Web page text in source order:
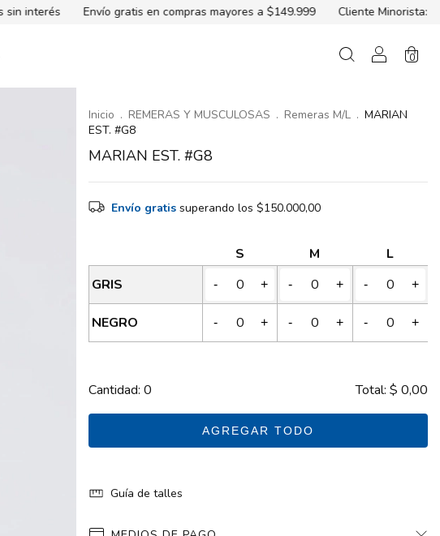
Envío gratis en compras mayores a $149.999 Cliente Minorista: 3 cuotas
0
Inicio . REMERAS Y MUSCULOSAS . Remeras M/L . MARIAN
EST. #G8
MARIAN EST. #G8
Envío gratis superando los $150.000,00
S M
L
GRIS
- + - + - +
NEGRO - + - + - +
Cantidad: 0 Total: $ 0,00
AGREGAR TODO
Guía de talles